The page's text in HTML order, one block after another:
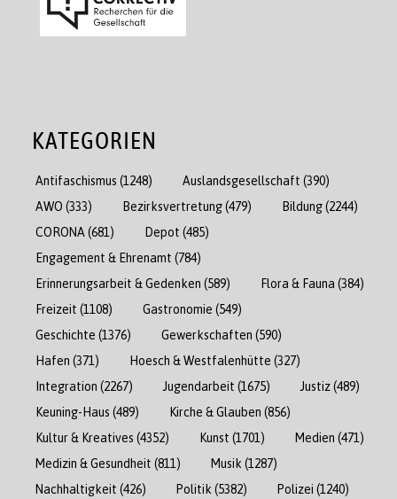
KATEGORIEN
Antifaschismus (1248) Auslandsgesellschaft (390)
AWO (333) Bezirksvertretung(479) Bildung(2244)
CORONA (681) Depot (485)
Engagement & Ehrenamt (784)
Erinnerungsarbeit & Gedenken (589) Flora & Fauna (384)
Freizeit (1108) Gastronomie (549)
Geschichte (1376) Gewerkschaften (590)
Hafen (371) Hoesch & Westfalenhütte (327)
Integration (2267) Jugendarbeit (1675) Justiz(489)
Keuning-Haus (489) Kirche & Glauben (856)
Kultur & Kreatives (4352) Kunst (1701) Medien (471)
Medizin & Gesundheit (811) Musik (1287)
Nachhaltigkeit (426) Politik (5382) Polizei (1240)